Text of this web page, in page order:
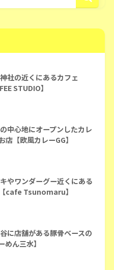
社の近くにあるカフェ
STUDIO】
中心地にオープンしたカレ
店【欧風カレーGG】
やワンダーグー近くにある
cafe Tsunomaru】
に店舗がある豚骨ベースの
めん三水】